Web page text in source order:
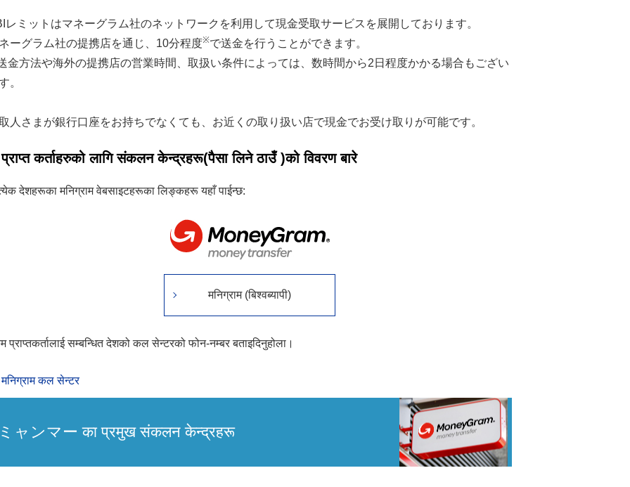
レミットはマネーグラム社のネットワークを利用して現金受取サービスを展開しております。
ーグラム社の提携店を通じ、10分程度※で送金を行うことができます。
金方法や海外の提携店の営業時間、取扱い条件によっては、数時間から2日程度かかる場合もござい
。
人さまが銀行口座をお持ちでなくても、お近くの取り扱い店で現金でお受け取りが可能です。
प्राप्त कर्ताहरुको लागि संकलन केन्द्रहरू(पैसा लिने ठाउँ )को विवरण बारे
देशहरूका मनिग्राम वेबसाइटहरूका लिङ्कहरू यहाँ पाईन्छ:
मनिग्राम (बिश्वब्यापी)
प्राप्तकर्तालाई सम्बन्धित देशको कल सेन्टरको फोन-नम्बर बताइदिनुहोला।
मनिग्राम कल सेन्टर
ャンマー का प्रमुख संकलन केन्द्रहरू